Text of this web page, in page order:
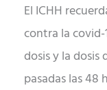
El ICHH
contra la
dosis y la
pasadas las 48